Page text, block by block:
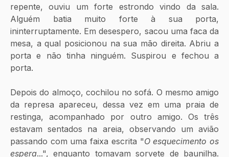
repente, ouviu um forte estrondo vindo da sala.
Alguém batia muito forte à sua porta,
ininterruptamente. Em desespero, sacou uma faca da
mesa, a qual posicionou na sua mão direita. Abriu a
porta e não tinha ninguém. Suspirou e fechou a
porta.
Depois do almoço, cochilou no sofá. O mesmo amigo
da represa apareceu, dessa vez em uma praia de
restinga, acompanhado por outro amigo. Os três
estavam sentados na areia, observando um avião
passando com uma faixa escrita "O esquecimento os
espera...", enquanto tomavam sorvete de baunilha.